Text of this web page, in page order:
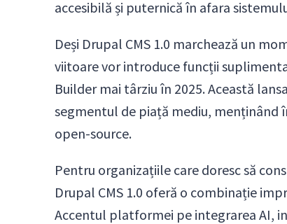
accesibilă și puternică în afara
Deși Drupal CMS 1.0 marchează un
viitoare vor introduce funcții
Builder mai târziu în 2025. Această
segmentul de piață mediu, menținând
open-source.
Pentru organizațiile care doresc să
Drupal CMS 1.0 oferă o combinație
Accentul platformei pe integrarea AI,